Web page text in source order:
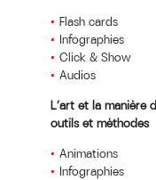
Flash cards
Infographies
Click & Show
Audios
L’art et la manière
outils et méthodes
Animations
Infographies